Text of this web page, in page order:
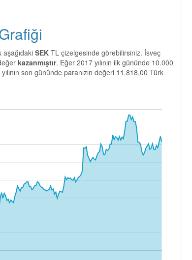
aşağıdakiSEK TL çizelgesinde görebilirsiniz. İsveç
kazanmıştır. Eğer 2017 yılının ilk gününde 10.000
son gününde paranızın değeri 11.818,00 Türk